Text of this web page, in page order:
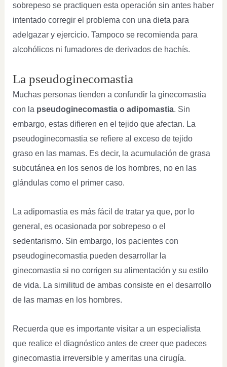
sobrepeso se practiquen esta operación sin antes haber
intentado corregir el problema con una dieta para
adelgazar y ejercicio. Tampoco se recomienda para
alcohólicos ni fumadores de derivados de hachís.
La pseudoginecomastia
Muchas personas tienden a confundir la ginecomastia
con la pseudoginecomastia o adipomastia. Sin
embargo, estas difieren en el tejido que afectan. La
pseudoginecomastia se refiere al exceso de tejido
graso en las mamas. Es decir, la acumulación de grasa
subcutánea en los senos de los hombres, no en las
glándulas como el primer caso.
La adipomastia es más fácil de tratar ya que, por lo
general, es ocasionada por sobrepeso o el
sedentarismo. Sin embargo, los pacientes con
pseudoginecomastia pueden desarrollar la
ginecomastia si no corrigen su alimentación y su estilo
de vida. La similitud de ambas consiste en el desarrollo
de las mamas en los hombres.
Recuerda que es importante visitar a un especialista
que realice el diagnóstico antes de creer que padeces
ginecomastia irreversible y ameritas una cirugía.